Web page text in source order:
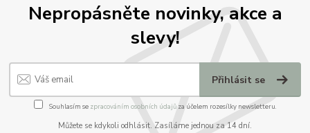
Nepropásněte novinky, akce a
slevy!
Přihlásit se
Souhlasím se zpracováním osobních údajůza účelem rozesílky newsletteru.
Můžete se kdykoli odhlásit. Zasíláme jednou za 14 dní.